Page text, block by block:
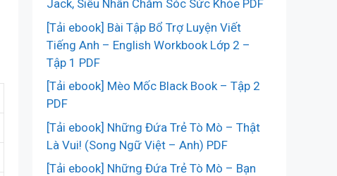
Jack, Siêu Nhân Chăm Sóc Sức Khỏe PDF
[Tải ebook] Bài Tập Bổ Trợ Luyện Viết
Tiếng Anh – English Workbook Lớp 2 –
Tập 1 PDF
[Tải ebook] Mèo Mốc Black Book – Tập 2
PDF
[Tải ebook] Những Đứa Trẻ Tò Mò – Thật
Là Vui! (Song Ngữ Việt – Anh) PDF
[Tải ebook] Những Đứa Trẻ Tò Mò – Bạn